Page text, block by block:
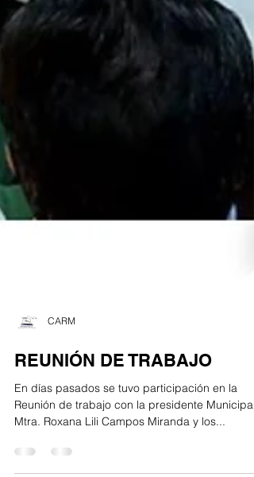
CARM
REUNIÓN DE TRABAJO
En días pasados se tuvo participación en la
Mtra. Roxana Lili Campos Miranda y los...